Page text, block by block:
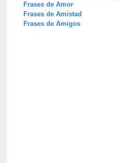
Frases de Amor
Frases de Amistad
Frases de Amigos